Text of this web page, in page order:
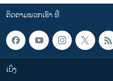
ຕິດຕາມພວກເຮົາ ທີ່
ເບິ່ງ